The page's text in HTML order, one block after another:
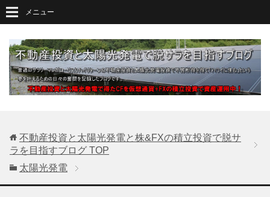
メニュー
不動産投資と太陽光発電と株&FXの積立投資で脱サ
ラを目指すブログ TOP
太陽光発電